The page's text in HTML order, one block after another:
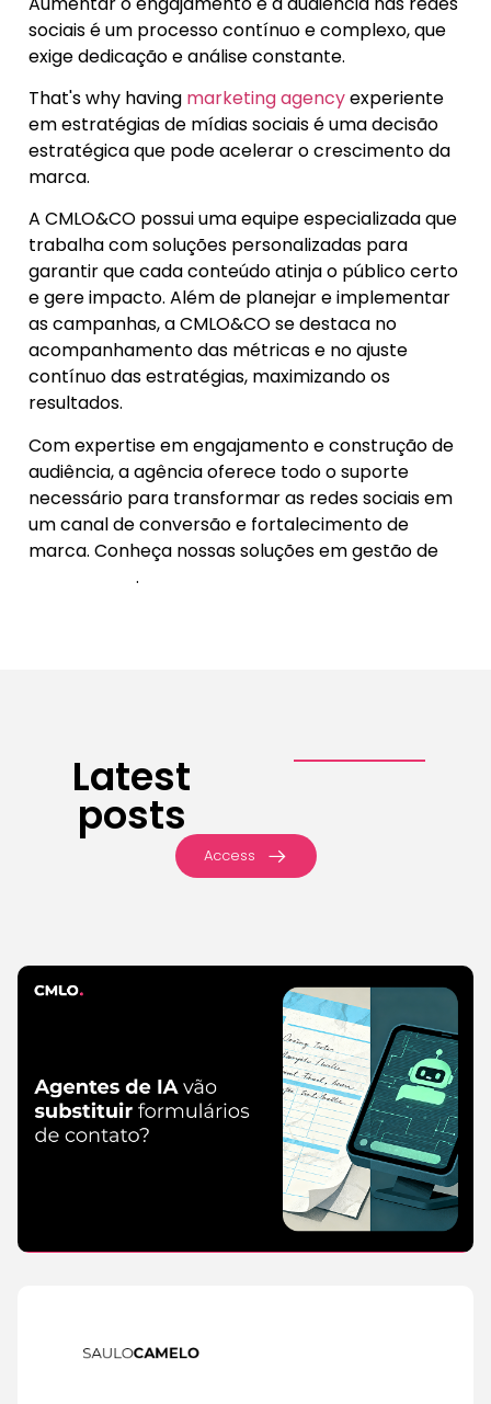
sociais é um processo contínuo e complexo, que
exige dedicação e análise constante.
That's why having marketing agencyexperiente
em estratégias de mídias sociais é uma decisão
estratégica que pode acelerar o crescimento da
marca.
A CMLO&CO possui uma equipe especializada que
trabalha com soluções personalizadas para
garantir que cada conteúdo atinja o público certo
e gere impacto. Além de planejar e implementar
as campanhas, a CMLO&CO se destaca no
acompanhamento das métricas e no ajuste
contínuo das estratégias, maximizando os
resultados.
Com expertise em engajamento e construção de
audiência, a agência oferece todo o suporte
necessário para transformar as redes sociais em
um canal de conversão e fortalecimento de
marca. Conheça nossas soluções em gestão de
.
Latest
posts
Access